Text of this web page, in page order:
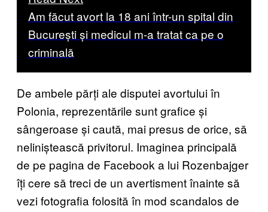
Am făcut avort la 18 ani într-un spital din
București și medicul m-a tratat ca pe o
criminală
De ambele părți ale disputei avortului în
Polonia, reprezentările sunt grafice și
sângeroase și caută, mai presus de orice, să
neliniștească privitorul. Imaginea principală
de pe pagina de Facebook a lui Rozenbajger
îți cere să treci de un avertisment înainte să
vezi fotografia folosită în mod scandalos de